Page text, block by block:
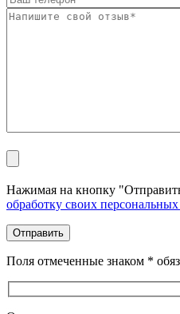
Нажимая на кнопку
обработку своих
Поля отмеченные знаком *